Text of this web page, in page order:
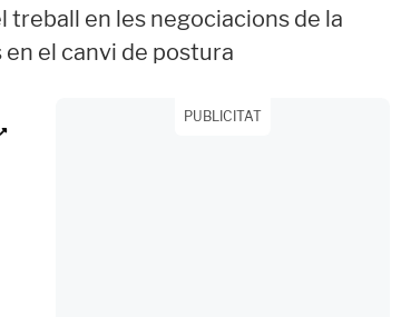
en les negociacions de la
el canvi de postura
PUBLICITAT